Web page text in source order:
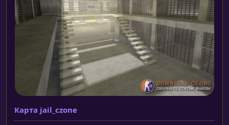
Карта jail_czone